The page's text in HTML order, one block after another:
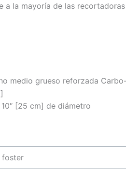
a la mayoría de las
medio grueso reforzada
[25 cm] de diámetro
foster